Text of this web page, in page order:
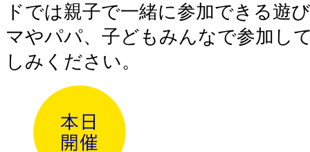
ドでは親子で一緒に参加できる遊
マやパパ、子どもみんなで参加し
しみください。